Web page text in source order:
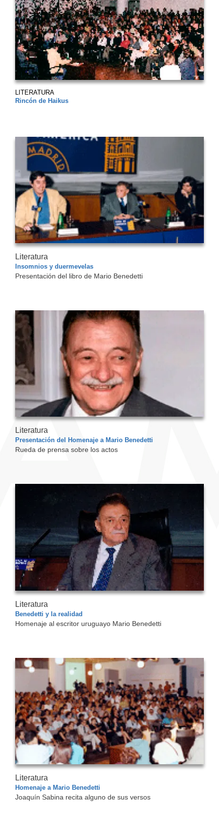
LITERATURA
Rincón de Haikus
Literatura
Insomnios y duermevelas
Presentación del libro de Mario Benedetti
Literatura
Presentación del Homenaje a Mario Benedetti
Rueda de prensa sobre los actos
Literatura
Benedetti y la realidad
Homenaje al escritor uruguayo Mario Benedetti
Literatura
Homenaje a Mario Benedetti
Joaquín Sabina recita alguno de sus versos